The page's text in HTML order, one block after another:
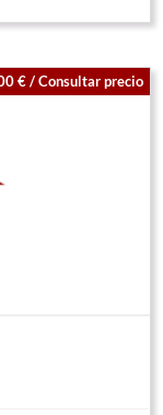
€ / Consultar precio